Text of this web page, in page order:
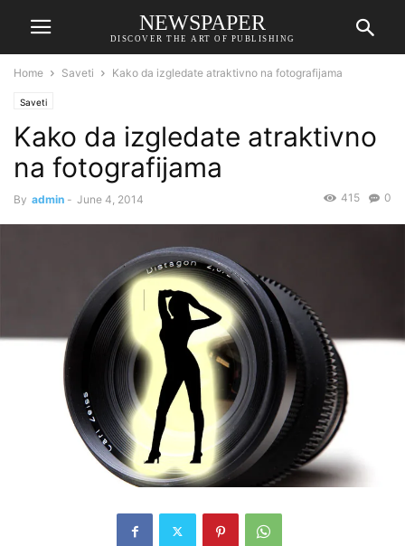
NEWSPAPER
DISCOVER THE ART OF PUBLISHING
Home Saveti Kako da izgledate atraktivno na fotografijama
Saveti
Kako da izgledate atraktivno
na fotografijama
By admin - June 4, 2014 0
415